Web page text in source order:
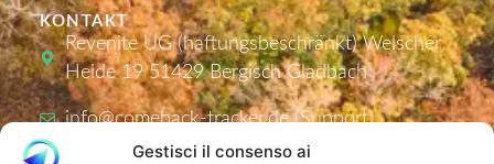
Gestisci il consenso ai
KONTAKT
Revenite UG (haftungsbeschränkt) Welscher
Heide 19 51429 Bergisch Gladbach
info@comeback-tracker.de (Support)